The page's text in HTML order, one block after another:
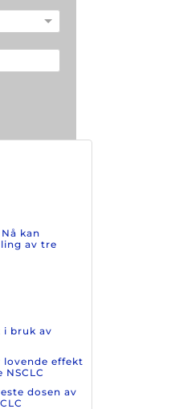
kan
av tre
bruk av
lovende effekt
dosen av